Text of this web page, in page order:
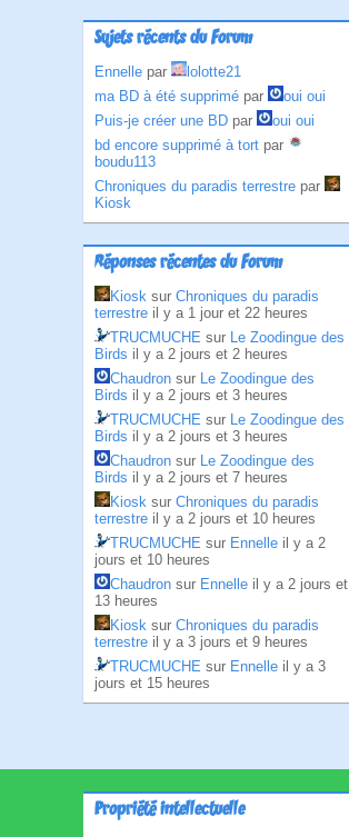
Sujets récents du Forum
Ennelle par
lolotte21
ma BD à été supprimé par
oui oui
Puis-je créer une BD par
oui oui
bd encore supprimé à tort par
boudu113
Chroniques du paradis terrestre par
Kiosk
Réponses récentes du Forum
Kiosk sur Chroniques du paradis
terrestre il y a 1 jour et 22 heures
TRUCMUCHE sur Le Zoodingue des
Birds il y a 2 jours et 2 heures
Chaudron sur Le Zoodingue des
Birds il y a 2 jours et 3 heures
TRUCMUCHE sur Le Zoodingue des
Birds il y a 2 jours et 3 heures
Chaudron sur Le Zoodingue des
Birds il y a 2 jours et 7 heures
Kiosk sur Chroniques du paradis
terrestre il y a 2 jours et 10 heures
TRUCMUCHE sur Ennelle il y a 2
jours et 10 heures
Chaudron sur Ennelle il y a 2 jours et
13 heures
Kiosk sur Chroniques du paradis
terrestre il y a 3 jours et 9 heures
TRUCMUCHE sur Ennelle il y a 3
jours et 15 heures
Propriété intellectuelle